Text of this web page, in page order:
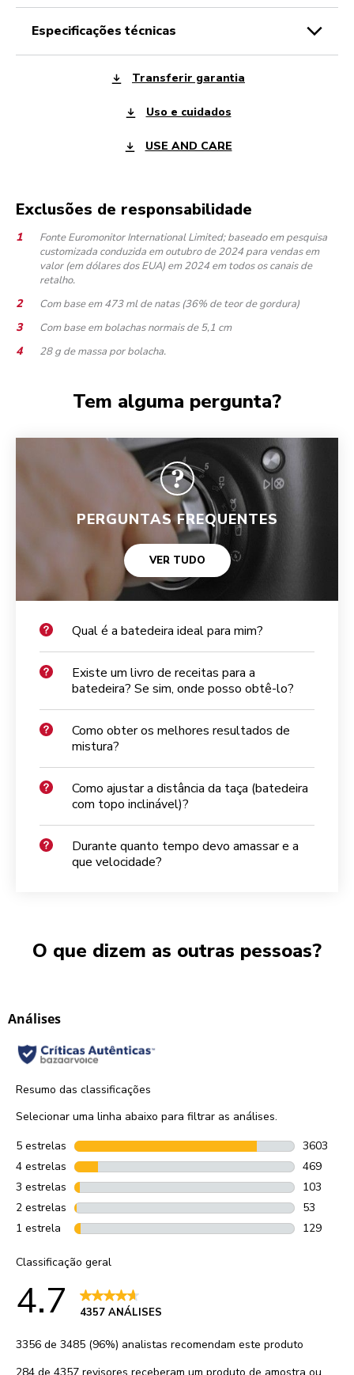
especificações técnicas
Transferir garantia
Uso e cuidados
USE AND CARE
Exclusões de responsabilidade
Fonte Euromonitor International Limited; baseado em pesquisa
customizada conduzida em outubro de 2024 para vendas em
valor (em dólares dos EUA) em 2024 em todos os canais de
retalho.
Com base em 473 ml de natas (36% de teor de gordura)
Com base em bolachas normais de 5,1 cm
28 g de massa por bolacha.
Tem alguma pergunta?
PERGUNTAS FREQUENTES
VER TUDO
Qual é a batedeira ideal para mim?
Existe um livro de receitas para a
batedeira? Se sim, onde posso obtê-lo?
Como obter os melhores resultados de
mistura?
Como ajustar a distância da taça (batedeira
com topo inclinável)?
Durante quanto tempo devo amassar e a
que velocidade?
O que dizem as outras pessoas?